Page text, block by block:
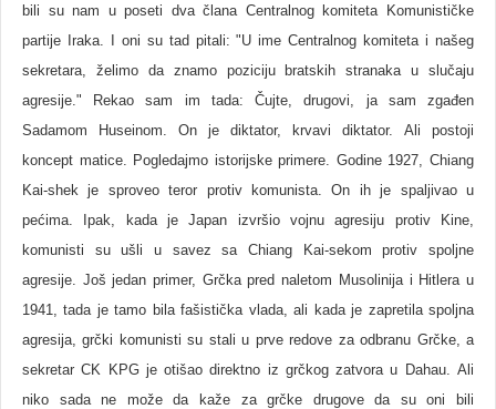
bili su nam u poseti dva člana Centralnog komiteta Komunističke
partije Iraka. I oni su tad pitali: "U ime Centralnog komiteta i našeg
sekretara, želimo da znamo poziciju bratskih stranaka u slučaju
agresije." Rekao sam im tada: Čujte, drugovi, ja sam zgađen
Sadamom Huseinom. On je diktator, krvavi diktator. Ali postoji
koncept matice. Pogledajmo istorijske primere. Godine 1927, Chiang
Kai-shek je sproveo teror protiv komunista. On ih je spaljivao u
pećima. Ipak, kada je Japan izvršio vojnu agresiju protiv Kine,
komunisti su ušli ​​u savez sa Chiang Kai-sekom protiv spoljne
agresije. Još jedan primer, Grčka pred naletom Musolinija i Hitlera u
1941, tada je tamo bila fašistička vlada, ali kada je zapretila spoljna
agresija, grčki komunisti su stali u prve redove za odbranu Grčke, a
sekretar CK KPG je otišao direktno iz grčkog zatvora u Dahau. Ali
niko sada ne može da kaže za grčke drugove da su oni bili